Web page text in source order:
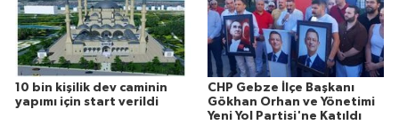
10 bin kişilik dev caminin
yapımı için start verildi
CHP Gebze İlçe Başkanı
Gökhan Orhan ve Yönetimi
Yeni Yol Partisi'ne Katıldı